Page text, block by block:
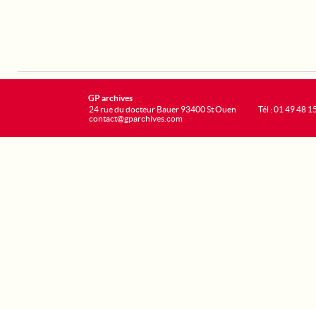
GP archives
24 rue du docteur Bauer 93400 St Ouen
contact@gparchives.com
Tél : 01 49 48